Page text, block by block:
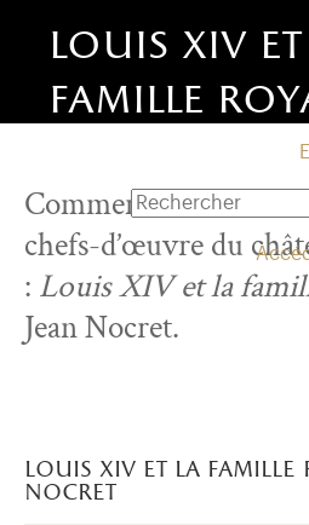
louis xiv
famille
jean
Commentaire et
chefs-d’œuvre du
: Louis XIV et la
Jean Nocret.
louis xiv et la famille
nocret